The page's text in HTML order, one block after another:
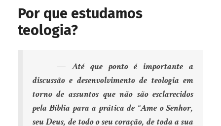
Por que estudamos
teologia?
— Até que ponto é importante a
discussão e desenvolvimento de teologia em
torno de assuntos que não são esclarecidos
pela Bíblia para a prática de “Ame o Senhor,
seu Deus, de todo o seu coração, de toda a sua